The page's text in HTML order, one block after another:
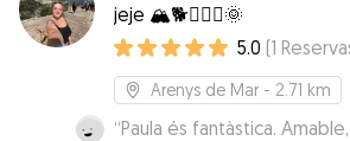
jeje 🏔️🐕🏃🏽‍♀️🌞
5.0 (1
Arenys de Mar - 2.71 km
“Paula és fantàstica.